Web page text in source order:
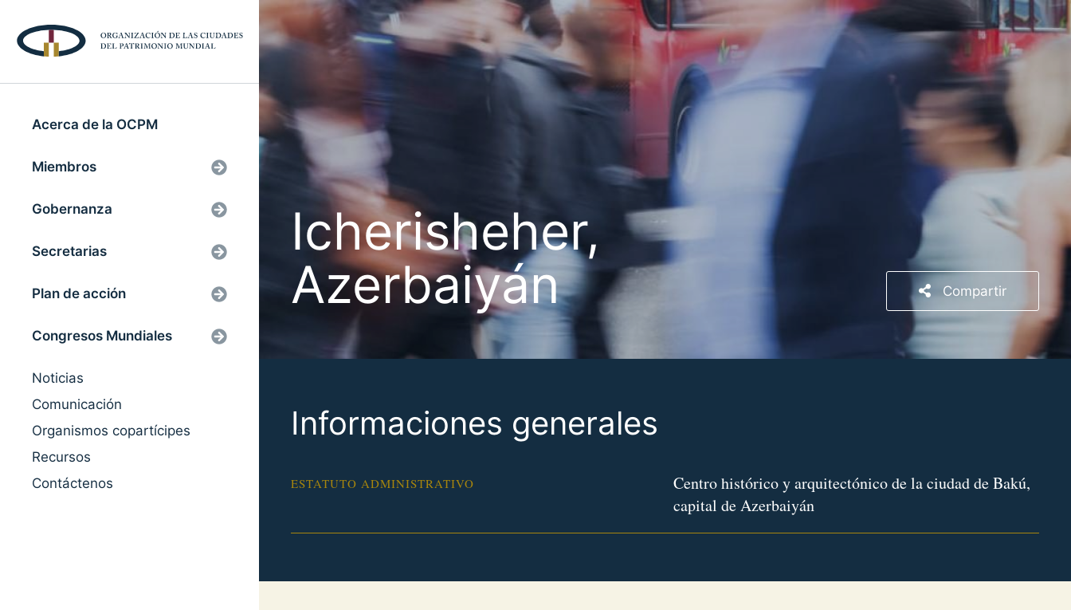
Acerca de la OCPM
Miembros
Gobernanza
Secretarias
Plan de acción
Congresos Mundiales
Noticias
Comunicación
Organismos copartícipes
Recursos
Contáctenos
Icherisheher,
Azerbaiyán
Compartir
Informaciones generales
ESTATUTO ADMINISTRATIVO
Centro histórico y arquitectónico de la ciudad de Bakú,
capital de Azerbaiyán